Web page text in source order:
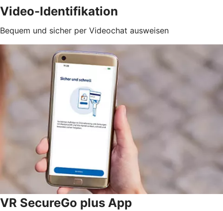
Video-Identifikation
Bequem und sicher per Videochat ausweisen
VR SecureGo plus App